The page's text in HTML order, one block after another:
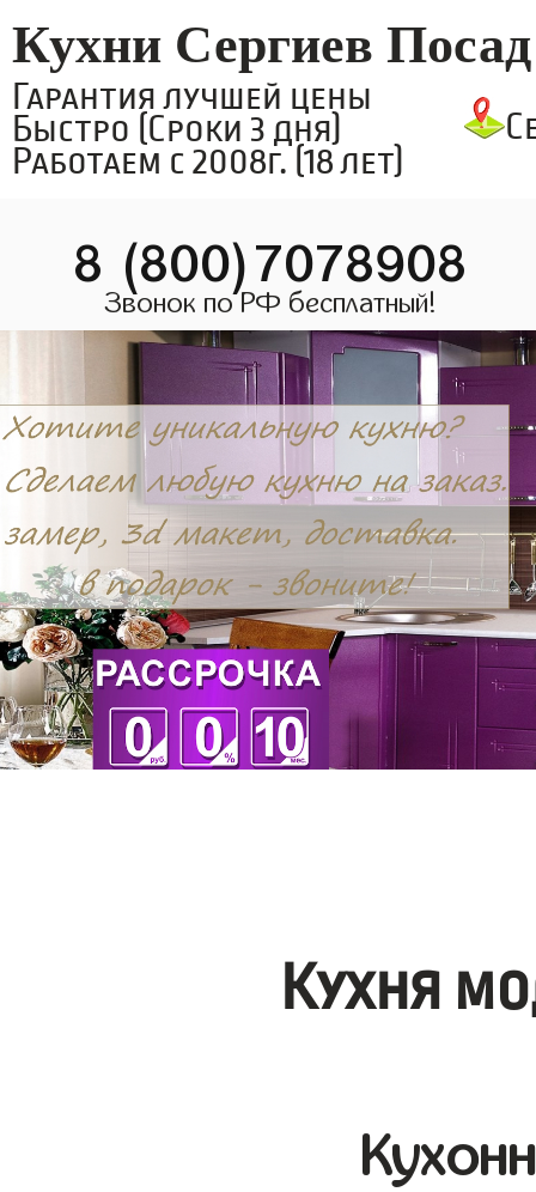
Кухни Сергиев Посад
Гарантия лучшей цены
Быстро (Сроки 3 дня)
Работаем с 2008г. (18 лет)
8 (800)7078908
Звонок по РФ бесплатный!
Кухня